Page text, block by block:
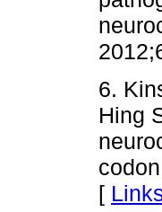
6.
Hing
[